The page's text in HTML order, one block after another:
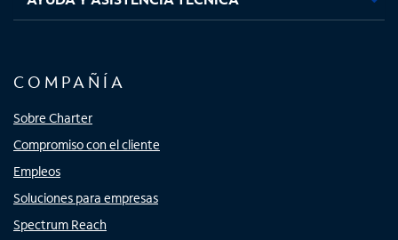
COMPAÑÍA
Sobre Charter
Compromiso con el cliente
Empleos
Soluciones para empresas
Spectrum Reach